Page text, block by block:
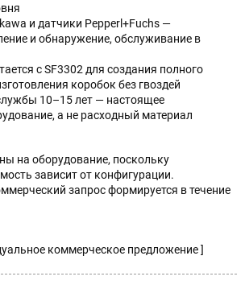
и датчики Pepperl+Fuchs —
и обнаружение, обслуживание в
с SF3302 для создания полного
коробок без гвоздей
10–15 лет — настоящее
а не расходный материал
на оборудование, поскольку
зависит от конфигурации.
запрос формируется в течение
коммерческое предложение ]